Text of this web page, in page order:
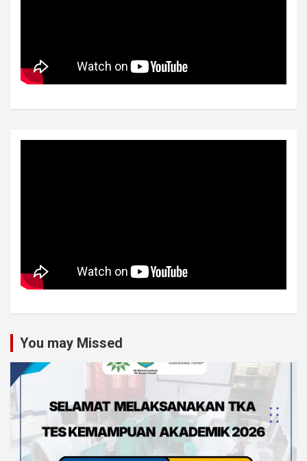
You may Missed